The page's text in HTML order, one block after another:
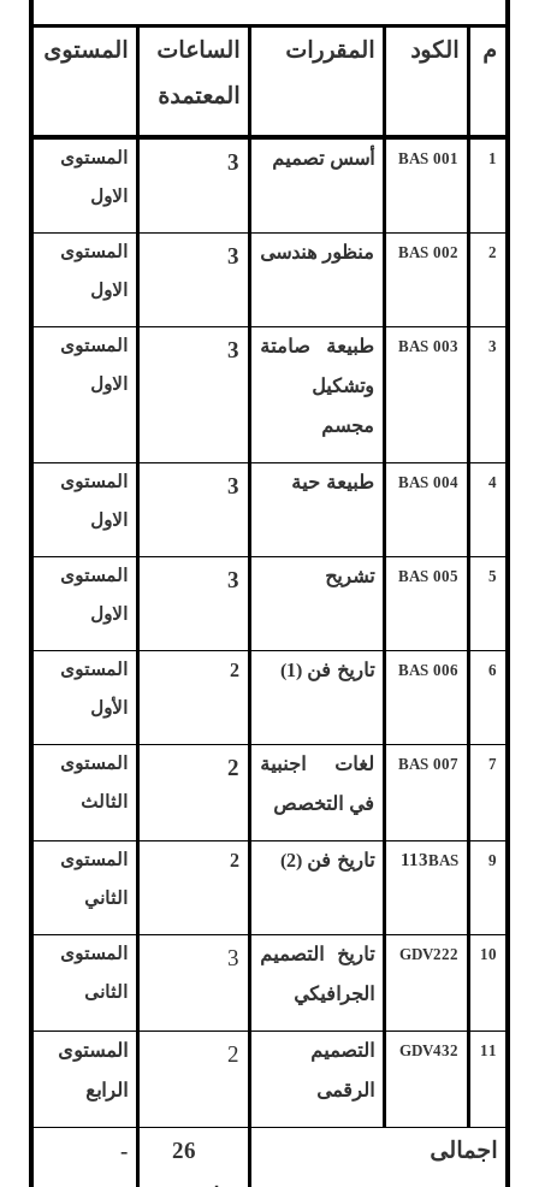
م الكود المقررات
الساعات
المعتمدة
المستوى
1
BAS 001 أسس تصميم 3
المستوى
الاول
2
BAS 002 منظور هندسى 3
المستوى
الاول
3
BAS 003
طبيعة صامتة
وتشكيل
مجسم
3
المستوى
الاول
4
BAS 004 طبيعة حية 3
المستوى
الاول
5
BAS 005 تشريح 3
المستوى
الاول
6
BAS 006 تاريخ فن (1) 2
المستوى
الأول
7
BAS 007
لغات اجنبية
في التخصص
2
المستوى
الثالث
9
BAS
113 تاريخ فن (2) 2
المستوى
الثاني
10
GDV222
تاريخ التصميم
الجرافيكي
3
المستوى
الثانى
11
GDV432
التصميم
الرقمى
2
المستوى
الرابع
اجمالى
26
-